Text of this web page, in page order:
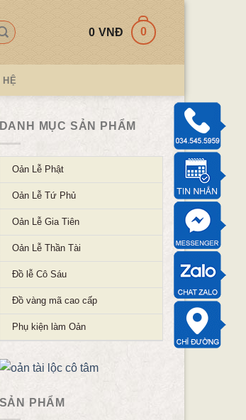
0 VNĐ 0
HỆ
DANH MỤC SẢN PHẨM
Oản Lễ Phật
Oản Lễ Tứ Phủ
Oản Lễ Gia Tiên
Oản Lễ Thần Tài
Đồ lễ Cô Sáu
Đồ vàng mã cao cấp
Phụ kiện làm Oản
SẢN PHẨM